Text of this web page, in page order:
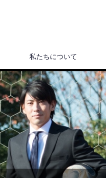
私たちについて